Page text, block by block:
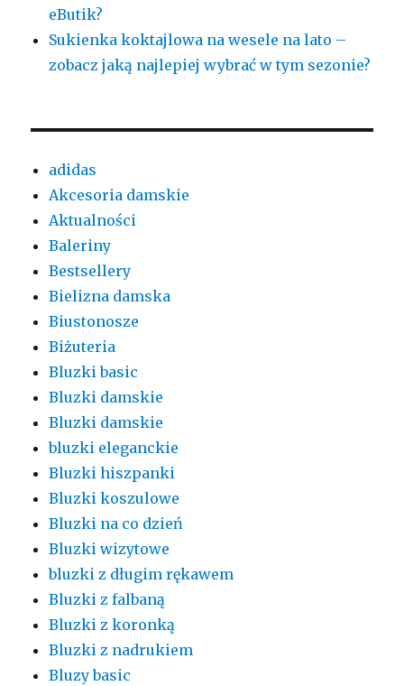
eButik?
Sukienka koktajlowa na wesele na lato –
zobacz jaką najlepiej wybrać w tym sezonie?
adidas
Akcesoria damskie
Aktualności
Baleriny
Bestsellery
Bielizna damska
Biustonosze
Biżuteria
Bluzki basic
Bluzki damskie
Bluzki damskie
bluzki eleganckie
Bluzki hiszpanki
Bluzki koszulowe
Bluzki na co dzień
Bluzki wizytowe
bluzki z długim rękawem
Bluzki z falbaną
Bluzki z koronką
Bluzki z nadrukiem
Bluzy basic